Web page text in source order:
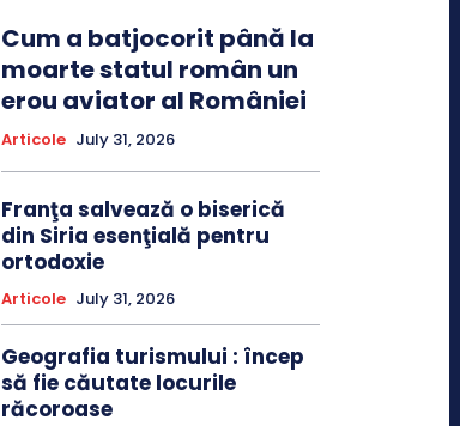
Cum a batjocorit până la
moarte statul român un
erou aviator al României
Articole July 31, 2026
Franţa salvează o biserică
din Siria esenţială pentru
ortodoxie
Articole July 31, 2026
Geografia turismului : încep
să fie căutate locurile
răcoroase